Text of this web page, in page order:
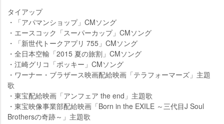
タイアップ
・「アパマンショップ」CMソング
・エースコック「スーパーカップ」CMソング
・「新世代トークアプリ 755」CMソング
・全日本空輸「2015 夏の旅割」CMソング
・江崎グリコ「ポッキー」CMソング
・ワーナー・ブラザース映画配給映画「テラフォーマーズ」主題
歌
・東宝配給映画「アンフェア the end」主題歌
・東宝映像事業部配給映画「Born in the EXILE ～三代目J Soul
Brothersの奇跡～」主題歌